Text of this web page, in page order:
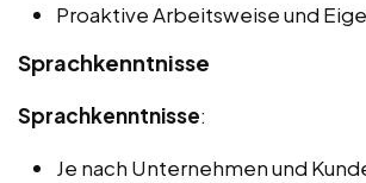
Proaktive Arbeitsweise und
Sprachkenntnisse
Sprachkenntnisse:
Je nach Unternehmen und